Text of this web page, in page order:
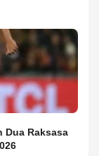
Dua Raksasa